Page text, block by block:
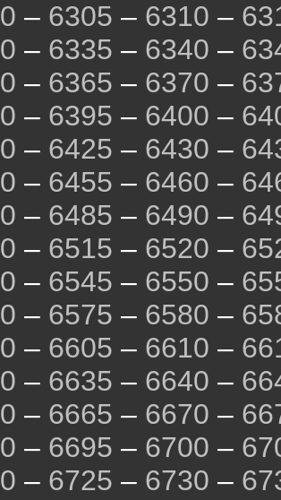
– 6305 – 6310 –
– 6335 – 6340 –
– 6365 – 6370 –
– 6395 – 6400 –
– 6425 – 6430 –
– 6455 – 6460 –
– 6485 – 6490 –
– 6515 – 6520 –
– 6545 – 6550 –
– 6575 – 6580 –
– 6605 – 6610 –
– 6635 – 6640 –
– 6665 – 6670 –
– 6695 – 6700 –
– 6725 – 6730 –